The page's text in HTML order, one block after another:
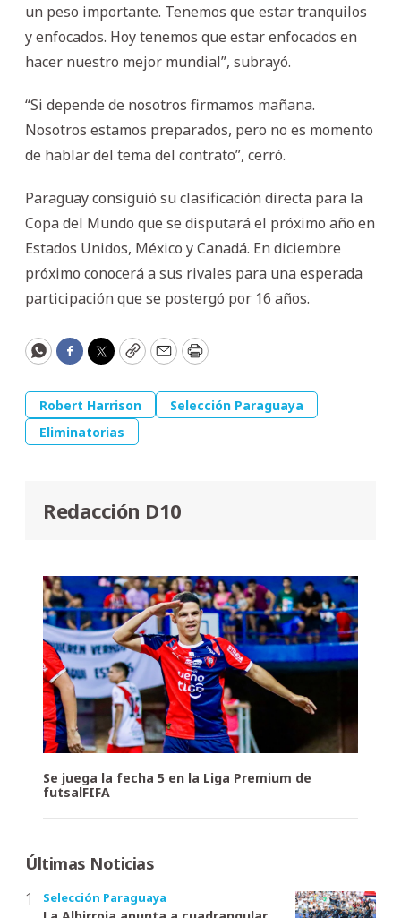
un peso importante. Tenemos que estar tranquilos
y enfocados. Hoy tenemos que estar enfocados en
hacer nuestro mejor mundial”, subrayó.
“Si depende de nosotros firmamos mañana.
Nosotros estamos preparados, pero no es momento
de hablar del tema del contrato”, cerró.
Paraguay consiguió su clasificación directa para la
Copa del Mundo que se disputará el próximo año en
Estados Unidos, México y Canadá. En diciembre
próximo conocerá a sus rivales para una esperada
participación que se postergó por 16 años.
WhatsApp
Facebook
Twitter
CopyEmailPrint
Robert Harrison
Selección Paraguaya
Eliminatorias
Redacción D10
Se juega la fecha 5 en la Liga Premium de
futsalFIFA
Últimas Noticias
Selección Paraguaya